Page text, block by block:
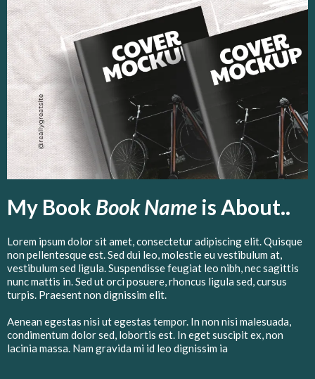
My Book Book Name is About..
Lorem ipsum dolor sit amet, consectetur adipiscing elit. Quisque
non pellentesque est. Sed dui leo, molestie eu vestibulum at,
vestibulum sed ligula. Suspendisse feugiat leo nibh, nec sagittis
nunc mattis in. Sed ut orci posuere, rhoncus ligula sed, cursus
turpis. Praesent non dignissim elit.
Aenean egestas nisi ut egestas tempor. In non nisi malesuada,
condimentum dolor sed, lobortis est. In eget suscipit ex, non
lacinia massa. Nam gravida mi id leo dignissim ia